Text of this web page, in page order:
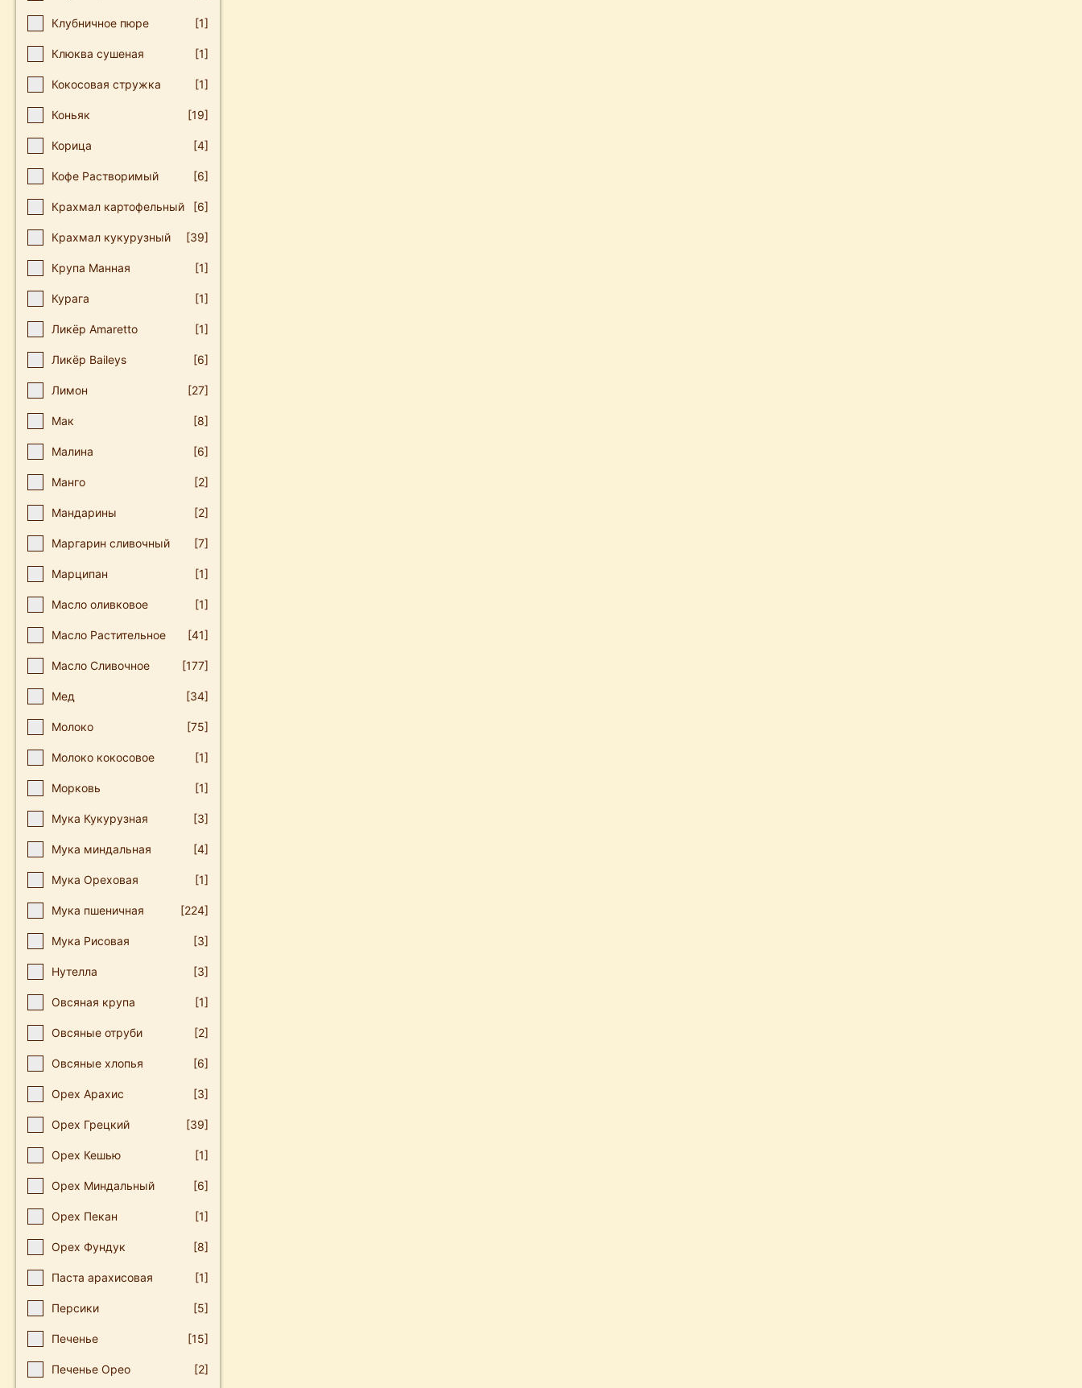
Клубничное пюре [1]
Клюква сушеная [1]
Кокосовая стружка [1]
Коньяк [19]
Корица [4]
Кофе Растворимый [6]
Крахмал картофельный [6]
Крахмал кукурузный [39]
Крупа Манная [1]
Курага [1]
Ликёр Amaretto [1]
Ликёр Baileys [6]
Лимон [27]
Мак [8]
Малина [6]
Манго [2]
Мандарины [2]
Маргарин сливочный [7]
Марципан [1]
Масло оливковое [1]
Масло Растительное [41]
Масло Сливочное [177]
Мед [34]
Молоко [75]
Молоко кокосовое [1]
Морковь [1]
Мука Кукурузная [3]
Мука миндальная [4]
Мука Ореховая [1]
Мука пшеничная [224]
Мука Рисовая [3]
Нутелла [3]
Овсяная крупа [1]
Овсяные отруби [2]
Овсяные хлопья [6]
Орех Арахис [3]
Орех Грецкий [39]
Орех Кешью [1]
Орех Миндальный [6]
Орех Пекан [1]
Орех Фундук [8]
Паста арахисовая [1]
Персики [5]
Печенье [15]
Печенье Орео [2]